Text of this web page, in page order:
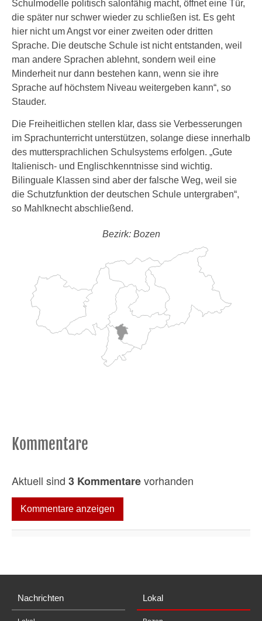
Schulmodelle politisch salonfähig macht, öffnet eine Tür,
die später nur schwer wieder zu schließen ist. Es geht
hier nicht um Angst vor einer zweiten oder dritten
Sprache. Die deutsche Schule ist nicht entstanden, weil
man andere Sprachen ablehnt, sondern weil eine
Minderheit nur dann bestehen kann, wenn sie ihre
Sprache auf höchstem Niveau weitergeben kann“, so
Stauder.
Die Freiheitlichen stellen klar, dass sie Verbesserungen
im Sprachunterricht unterstützen, solange diese innerhalb
des muttersprachlichen Schulsystems erfolgen. „Gute
Italienisch- und Englischkenntnisse sind wichtig.
Bilinguale Klassen sind aber der falsche Weg, weil sie
die Schutzfunktion der deutschen Schule untergraben“,
so Mahlknecht abschließend.
Bezirk: Bozen
Kommentare
Aktuell sind 3 Kommentarevorhanden
Kommentare anzeigen
Nachrichten Lokal